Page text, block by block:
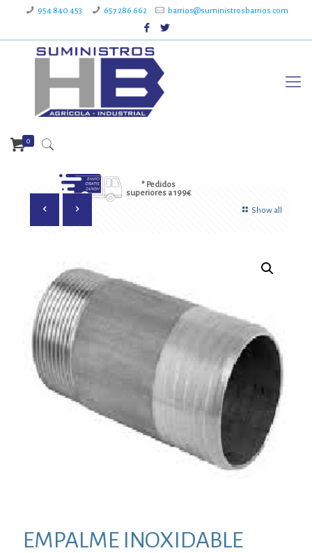
954 840 453 657 286 662 barrios@suministrosbarrios.com
* Pedidos
superiores a 199€
0
Show all
EMPALME INOXIDABLE